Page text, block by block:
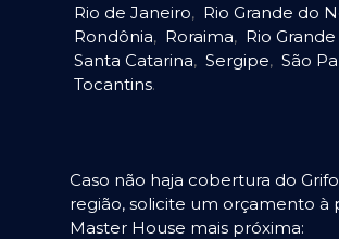
Rio de Janeiro, Rio Grande do
Rondônia, Roraima, Rio
Santa Catarina, Sergipe, São
Tocantins.
Caso não haja cobertura do
região, solicite um orçamento à
Master House mais próxima: